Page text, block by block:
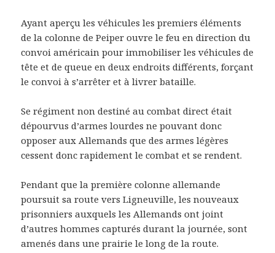
Ayant aperçu les véhicules les premiers éléments
de la colonne de Peiper ouvre le feu en direction du
convoi américain pour immobiliser les véhicules de
tête et de queue en deux endroits différents, forçant
le convoi à s’arrêter et à livrer bataille.
Se régiment non destiné au combat direct était
dépourvus d’armes lourdes ne pouvant donc
opposer aux Allemands que des armes légères
cessent donc rapidement le combat et se rendent.
Pendant que la première colonne allemande
poursuit sa route vers Ligneuville, les nouveaux
prisonniers auxquels les Allemands ont joint
d’autres hommes capturés durant la journée, sont
amenés dans une prairie le long de la route.